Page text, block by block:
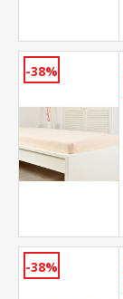
-38%
-38%